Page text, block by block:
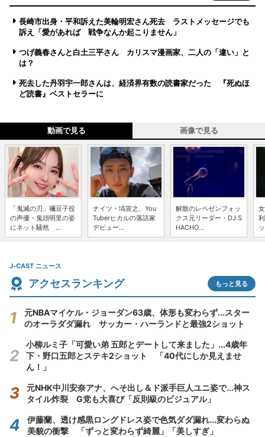
長崎市出身・平和訴えた美輪明宏さん死去 ラストメッセージでも
訴え「愛があれば 戦争なんか起こりません」
つげ義春さんと白土三平さん カリスマ漫画家、二人の「違い」と
は？
死去した丹羽宇一郎さんは、経済界有数の読書家だった 『死ぬほ
ど読書』ベストセラーに
動画で見る 画像で見る
「鬼滅の刃」禰豆子役
の声優・鬼頭明里の姿
にネット騒然 ...
ナイツ・塙宣之、You
Tuberヒカルの落語家
デビュー...
解散のレペゼンフォッ
クス元リーダー・DJ S
HACHO...
J-CAST ニュース
アクセスランキング もっと見る
元NBAマイケル・ジョーダン63歳、体形も変わらず...スター
のオーラダダ漏れ サッカー・ハーランドと最強2ショット
小柳ルミ子「可愛い弟 五郎とデートして来ました」...4歳年
下・野口五郎とステキ2ショット 「40代にしか見えませ
ん！」
元NHK中川安奈アナ、へそ出し＆ド派手巨人ユニ姿で...神ス
タイル炸裂 G党も大喜び「反則級のビジュアル」
伊藤蘭、透け感黒ロングドレス姿で色気ダダ漏れ...変わらぬ
美貌の衝撃 「ずっと変わらず綺麗」「美しすぎ」